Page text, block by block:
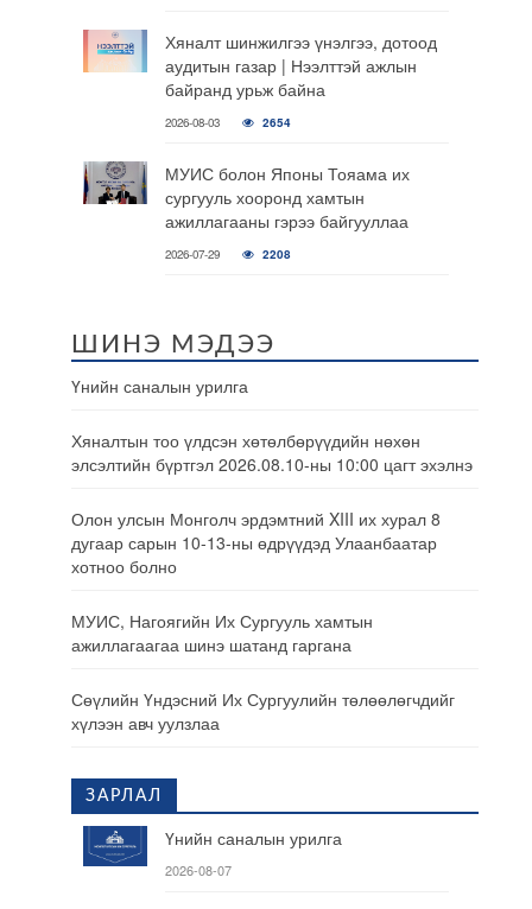
Хяналт шинжилгээ үнэлгээ, дотоод
аудитын газар | Нээлттэй ажлын
байранд урьж байна
2026-08-03 2654
МУИС болон Японы Тояама их
сургууль хооронд хамтын
ажиллагааны гэрээ байгууллаа
2026-07-29 2208
ШИНЭ МЭДЭЭ
Үнийн саналын урилга
Хяналтын тоо үлдсэн хөтөлбөрүүдийн нөхөн
элсэлтийн бүртгэл 2026.08.10-ны 10:00 цагт эхэлнэ
Олон улсын Монголч эрдэмтний XIII их хурал 8
дугаар сарын 10-13-ны өдрүүдэд Улаанбаатар
хотноо болно
МУИС, Нагоягийн Их Сургууль хамтын
ажиллагаагаа шинэ шатанд гаргана
Сөүлийн Үндэсний Их Сургуулийн төлөөлөгчдийг
хүлээн авч уулзлаа
ЗАРЛАЛ
Үнийн саналын урилга
2026-08-07